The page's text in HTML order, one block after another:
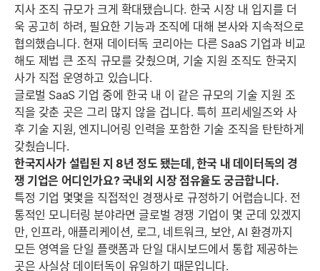
지사 조직 규모가 크게 확대됐습니다. 한국 시장 내 입지를 더
욱 공고히 하려, 필요한 기능과 조직에 대해 본사와 지속적으로
협의했습니다. 현재 데이터독 코리아는 다른 SaaS 기업과 비교
해도 제법 큰 조직 규모를 갖췄으며, 기술 지원 조직도 한국지
사가 직접 운영하고 있습니다.
글로벌 SaaS 기업 중에 한국 내 이 같은 규모의 기술 지원 조
직을 갖춘 곳은 그리 많지 않을 겁니다. 특히 프리세일즈와 사
후 기술 지원, 엔지니어링 인력을 포함한 기술 조직을 탄탄하게
갖췄습니다.
한국지사가 설립된 지 8년 정도 됐는데, 한국 내 데이터독의 경
쟁 기업은 어디인가요? 국내외 시장 점유율도 궁금합니다.
특정 기업 몇몇을 직접적인 경쟁사로 규정하기 어렵습니다. 전
통적인 모니터링 분야라면 글로벌 경쟁 기업이 몇 군데 있겠지
만, 인프라, 애플리케이션, 로그, 네트워크, 보안, AI 환경까지
모든 영역을 단일 플랫폼과 단일 대시보드에서 통합 제공하는
곳은 사실상 데이터독이 유일하기 때문입니다.